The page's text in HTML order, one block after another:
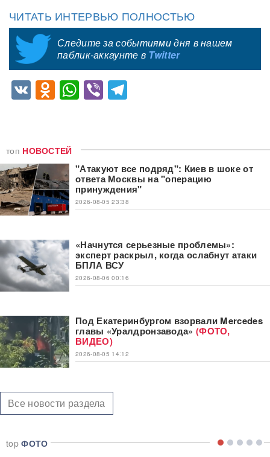
ЧИТАТЬ ИНТЕРВЬЮ ПОЛНОСТЬЮ
Следите за событиями дня в нашем
паблик-аккаунте в Twitter
VKOdnoklassniki
WhatsApp
Viber
топ НОВОСТЕЙ
"Атакуют все подряд": Киев в шоке от
ответа Москвы на "операцию
принуждения"
2026-08-05 23:38
«Начнутся серьезные проблемы»:
эксперт раскрыл, когда ослабнут атаки
БПЛА ВСУ
2026-08-06 00:16
Под Екатеринбургом взорвали Mercedes
главы «Уралдронзавода» (ФОТО,
ВИДЕО)
2026-08-05 14:12
Все новости раздела
topФОТО